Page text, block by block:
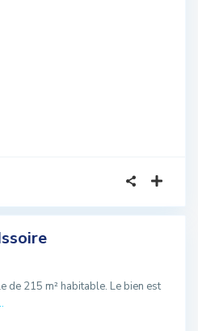
de 215 m² habitable. Le bien est